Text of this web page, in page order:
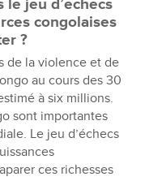
jeu d’échecs
congolaises
?
de la violence et de
au cours des 30
à six millions.
sont importantes
Le jeu d’échecs
ces richesses